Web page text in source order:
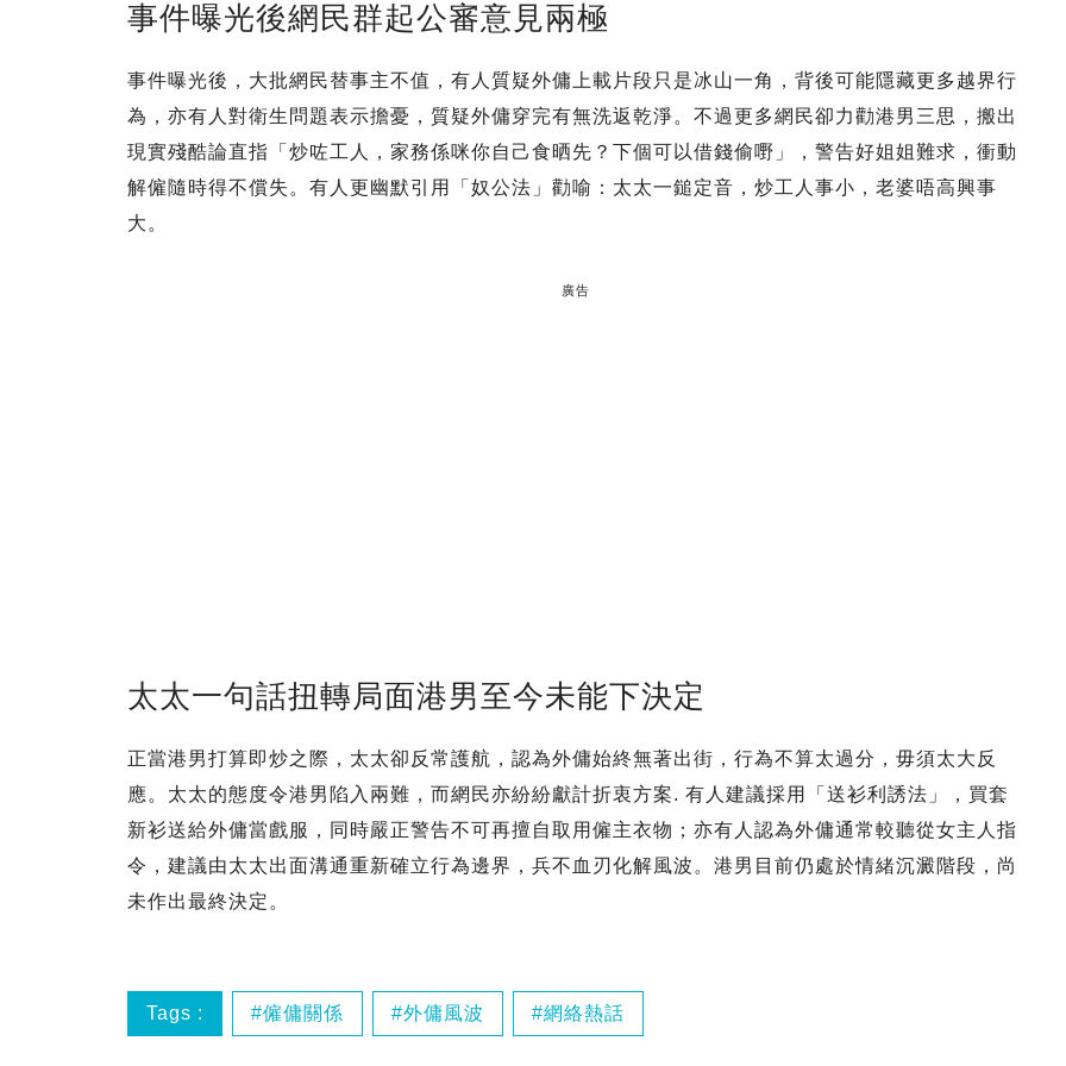
事件曝光後網民群起公審意見兩極
事件曝光後，大批網民替事主不值，有人質疑外傭上載片段只是冰山一角，背後可能隱藏更多越界行
為，亦有人對衛生問題表示擔憂，質疑外傭穿完有無洗返乾淨。不過更多網民卻力勸港男三思，搬出
現實殘酷論直指「炒咗工人，家務係咪你自己食晒先？下個可以借錢偷嘢」，警告好姐姐難求，衝動
解僱隨時得不償失。有人更幽默引用「奴公法」勸喻：太太一鎚定音，炒工人事小，老婆唔高興事
大。
廣告
太太一句話扭轉局面港男至今未能下決定
正當港男打算即炒之際，太太卻反常護航，認為外傭始終無著出街，行為不算太過分，毋須太大反
應。太太的態度令港男陷入兩難，而網民亦紛紛獻計折衷方案. 有人建議採用「送衫利誘法」，買套
新衫送給外傭當戲服，同時嚴正警告不可再擅自取用僱主衣物；亦有人認為外傭通常較聽從女主人指
令，建議由太太出面溝通重新確立行為邊界，兵不血刃化解風波。港男目前仍處於情緒沉澱階段，尚
未作出最終決定。
Tags : 僱傭關係 外傭風波 網絡熱話